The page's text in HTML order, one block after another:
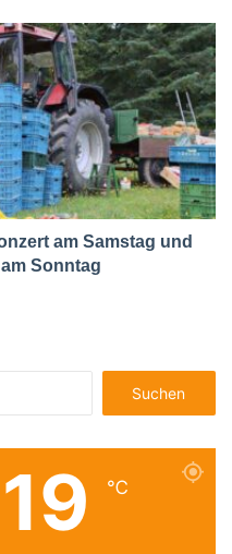
am Samstag und
Sonntag
nach:
19 ℃